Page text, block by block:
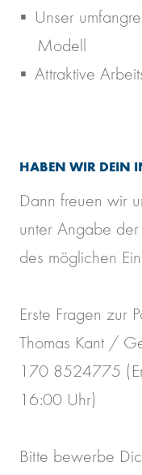
Unser
Modell
Attraktive
HABEN WIR DEIN
Dann freuen wir
unter Angabe
des möglichen
Erste Fragen zur
Thomas Kant /
170 8524775
16:00 Uhr)
Bitte bewerbe